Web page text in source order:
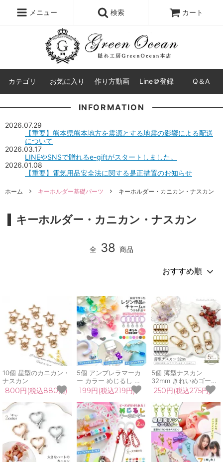
メニュー 検索 カート
カテゴリ お気に入り 作り方動画 Line＠登録 Q＆A
INFORMATION
2026.07.29
【重要】熊本県熊本地方を震源とする地震の影響による配送
について
2026.03.17
LINEやSNSで贈れるe-giftがスタートしました。
2026.01.08
【重要】電気用品安全法に関する是正措置のお知らせ
ホーム キーホルダー基礎パーツ キーホルダー・カニカン・ナスカン
キーホルダー・カニカン・ナスカン
全 38 商品
10個 星型のカニカン・
ナスカン
800円(税込880円)
5個 アンブレラマーカ
ー カラー めじるし チ
ャーム めじるし アクセ
サリー カラフル 推し活
パーツ カニカン付き 目
印 傘マーク シリコンリ
ング UVレジン
199円(税込219円)
5個 薄型ナスカン
32mm きれいめゴール
ド ゴールド シルバー
金具 パーツ カニカン
カラビナ フック 回転カ
ン付き シンプル レジン
レフィル
250円(税込275円)
シリコンモールド